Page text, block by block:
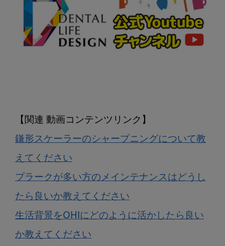
鎌形スケーラーのシャープニングについて教
えてください
プラークが多い方のメインテナンスはどうし
たら良いか教えてください
生活背景をOHIにどのように活かしたら良い
か教えてください